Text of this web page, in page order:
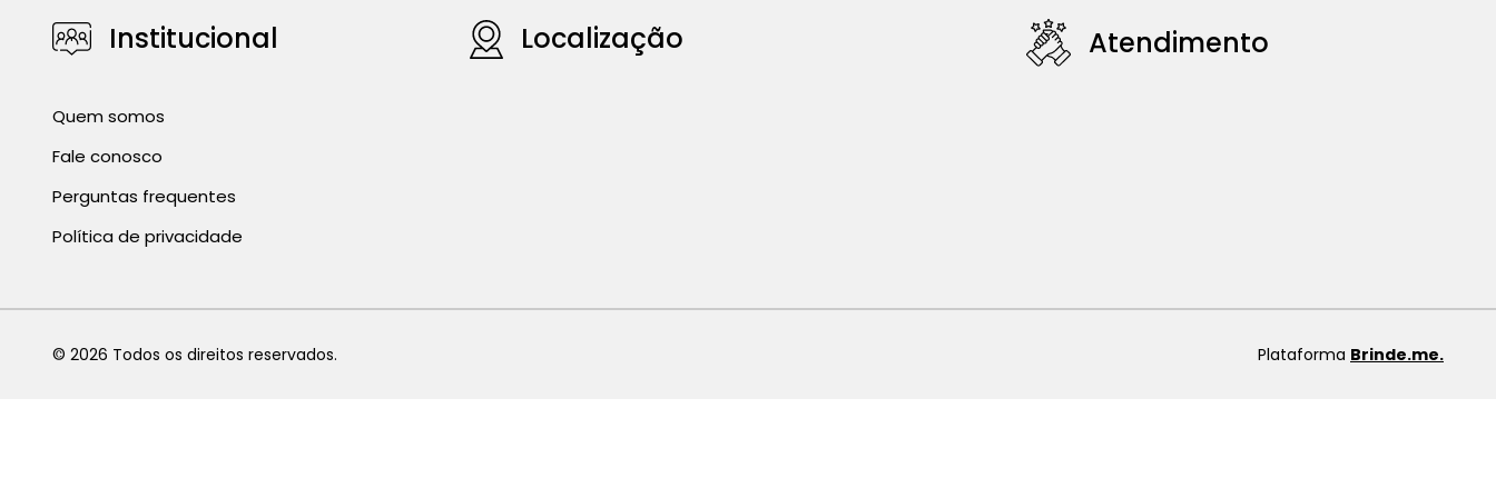
Institucional
Quem somos
Fale conosco
Perguntas frequentes
Política de privacidade
Localização Atendimento
© 2026 Todos os direitos reservados. Plataforma Brinde.me.